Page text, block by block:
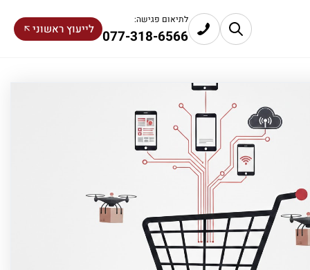
לתיאום פגישה:
077-318-6566 לייעוץ ראשוני